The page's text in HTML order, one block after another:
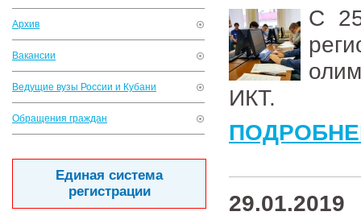
Архив
Вакансии
Ведущие вузы России и Кубани
Обращения граждан
Единая система
регистрации
С
ИКТ.
29.01.2019